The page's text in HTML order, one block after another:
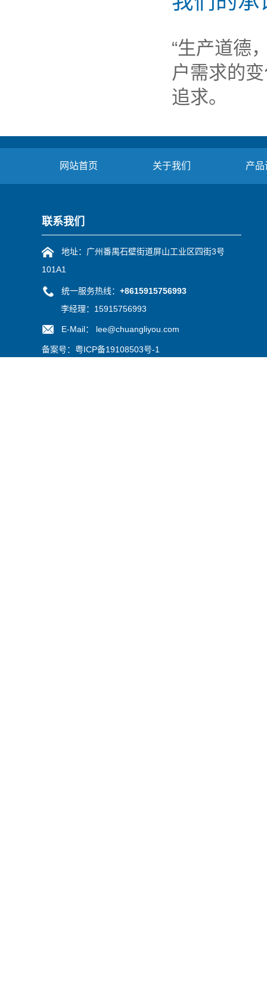
“生产道德
户需求的
追求。
网站首页 关于我们 产品
联系我们
地址：广州番禺石壁街道屏山工业区四街3号
101A1
统一服务热线： +8615915756993
李经理：15915756993
E-Mail： lee@chuangliyou.com
备案号： 粤ICP备19108503号-1